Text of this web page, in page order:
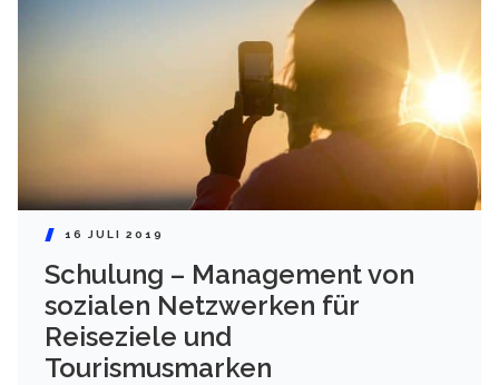
16 JULI 2019
Schulung – Management von
sozialen Netzwerken für
Reiseziele und
Tourismusmarken